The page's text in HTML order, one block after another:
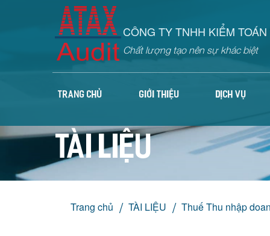
CÔNG TY TNHH KIỂM
Chất lượng tạo nên sự khác biệt
TRANG CHỦ GIỚI THIỆU DỊCH VỤ
TÀI LIỆU
Trang chủ TÀI LIỆU Thuế Thu nhập